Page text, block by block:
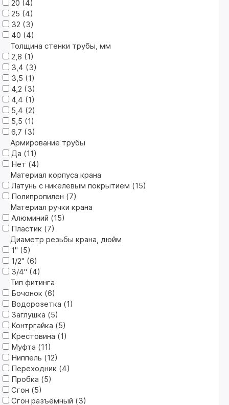
20 (4)
25 (4)
32 (3)
40 (4)
Толщина стенки трубы, мм
2,8 (1)
3,4 (3)
3,5 (1)
4,2 (3)
4,4 (1)
5,4 (2)
5,5 (1)
6,7 (3)
Армирование трубы
Да (11)
Нет (4)
Материал корпуса крана
Латунь с никелевым покрытием (15)
Полипропилен (7)
Материал ручки крана
Алюминий (15)
Пластик (7)
Диаметр резьбы крана, дюйм
1" (5)
1/2" (6)
3/4" (4)
Тип фитинга
Бочонок (6)
Водорозетка (1)
Заглушка (5)
Контргайка (5)
Крестовина (1)
Муфта (11)
Ниппель (12)
Переходник (4)
Пробка (5)
Сгон (5)
Сгон разъёмный (3)